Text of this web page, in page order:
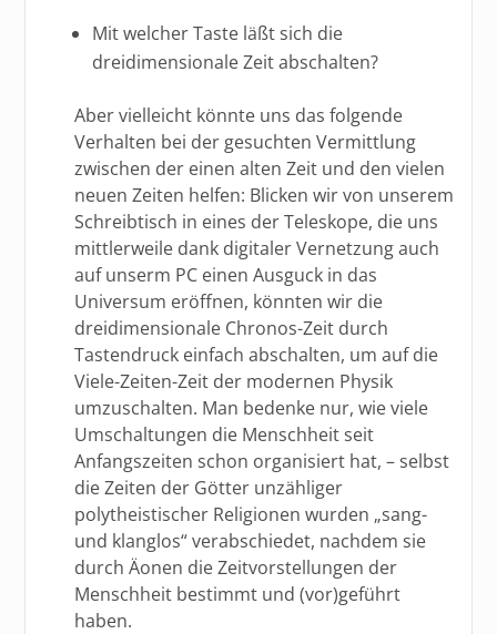
Mit welcher Taste läßt sich die
dreidimensionale Zeit abschalten?
Aber vielleicht könnte uns das folgende
Verhalten bei der gesuchten Vermittlung
zwischen der einen alten Zeit und den vielen
neuen Zeiten helfen: Blicken wir von unserem
Schreibtisch in eines der Teleskope, die uns
mittlerweile dank digitaler Vernetzung auch
auf unserm PC einen Ausguck in das
Universum eröffnen, könnten wir die
dreidimensionale Chronos-Zeit durch
Tastendruck einfach abschalten, um auf die
Viele-Zeiten-Zeit der modernen Physik
umzuschalten. Man bedenke nur, wie viele
Umschaltungen die Menschheit seit
Anfangszeiten schon organisiert hat, – selbst
die Zeiten der Götter unzähliger
polytheistischer Religionen wurden „sang-
und klanglos“ verabschiedet, nachdem sie
durch Äonen die Zeitvorstellungen der
Menschheit bestimmt und (vor)geführt
haben.